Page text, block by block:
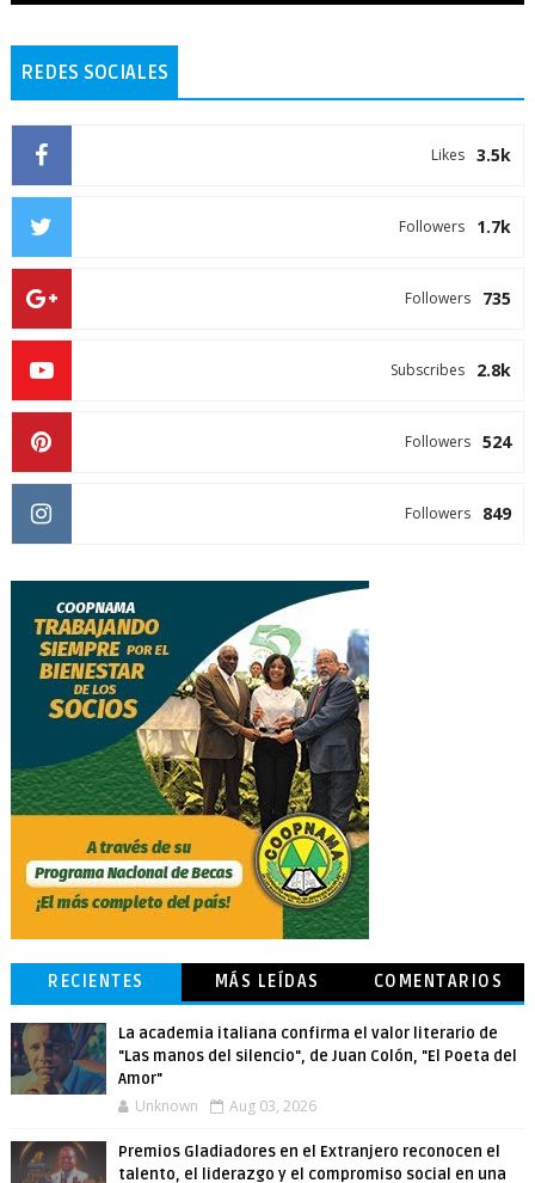
REDES SOCIALES
3.5k
Likes
1.7k
Followers
735
Followers
2.8k
Subscribes
524
Followers
849
Followers
RECIENTES MÁS LEÍDAS COMENTARIOS
La academia italiana confirma el valor literario de
"Las manos del silencio", de Juan Colón, "El Poeta del
Amor"
Unknown Aug 03, 2026
Premios Gladiadores en el Extranjero reconocen el
talento, el liderazgo y el compromiso social en una